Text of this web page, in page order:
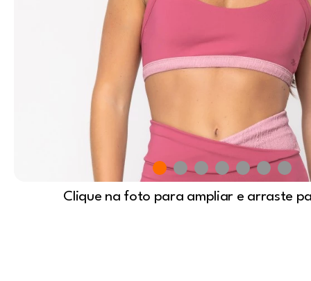
Clique na foto para ampliar e arraste